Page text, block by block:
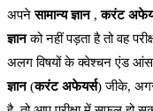
अपनेसामान्य ज्ञान,करंट
ज्ञानको नहीं पड़ता है तो वह
अलग विषयों के क्वेश्चन एंड
ज्ञान(करंट अफेयर्स) जीके,